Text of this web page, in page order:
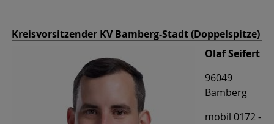
Kreisvorsitzender KV Bamberg-Stadt (Doppelspitze)
Olaf Seifert
96049
Bamberg
mobil 0172 -